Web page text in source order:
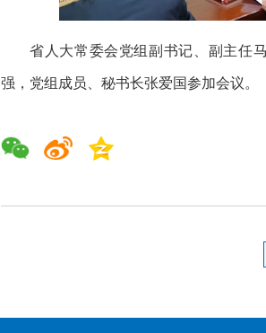
省人大常委会党组副书记、副主任
强，党组成员、秘书长张爱国参加会议。